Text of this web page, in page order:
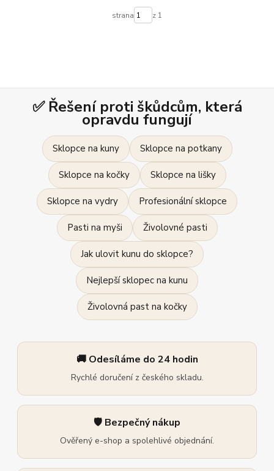
strana z 1
✅ Řešení proti škůdcům, která
opravdu fungují
Sklopce na kuny Sklopce na potkany
Sklopce na kočky Sklopce na lišky
Sklopce na vydry Profesionální sklopce
Pasti na myši Živolovné pasti
Jak ulovit kunu do sklopce?
Nejlepší sklopec na kunu
Živolovná past na kočky
🚚 Odesíláme do 24 hodin
Rychlé doručení z českého skladu.
🛡️ Bezpečný nákup
Ověřený e-shop a spolehlivé objednání.